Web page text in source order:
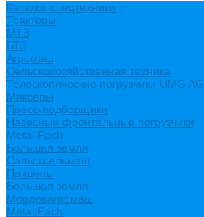
Каталог спецтехники
Тракторы
МТЗ
БТЗ
Агромаш
Сельскохозяйственная техника
Телескопические погрузчики UMG AG
Миксеры
Пресс-подборщики
Навесные фронтальные погрузчики
Metal Fach
Большая земля
Сальсксельмаш
Прицепы
Большая земля
Мордовагромаш
Metal Fach